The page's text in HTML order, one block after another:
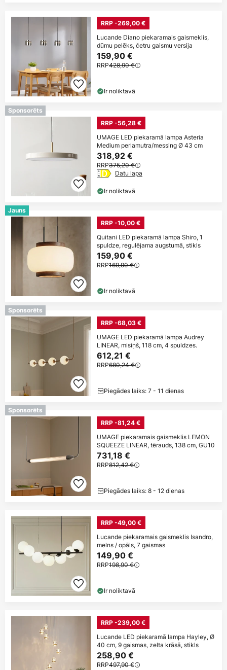
RRP -269,00 €
Lucande Diano piekaramais gaismeklis,
dūmu pelēks, četru gaismu versija
159,90 €
RRP428,90 €
Ir noliktavā
Sponsorēts
RRP -56,28 €
UMAGE LED piekaramā lampa Asteria
Medium perlamutra/messing Ø 43 cm
318,92 €
RRP375,20 €
Datu lapa
Ir noliktavā
Jauns
RRP -10,00 €
Quitani LED piekaramā lampa Shiro, 1
spuldze, regulējama augstumā, stikls
159,90 €
RRP169,90 €
Ir noliktavā
Sponsorēts
RRP -68,03 €
UMAGE LED piekaramā lampa Audrey
LINEAR, misiņš, 118 cm, 4 spuldzes.
612,21 €
RRP680,24 €
Piegādes laiks: 7 - 11 dienas
Sponsorēts
RRP -81,24 €
UMAGE piekaramais gaismeklis LEMON
SQUEEZE LINEAR, tērauds, 138 cm, GU10
731,18 €
RRP812,42 €
Piegādes laiks: 8 - 12 dienas
RRP -49,00 €
Lucande piekaramais gaismeklis Isandro,
melns / opāls, 7 gaismas
149,90 €
RRP198,90 €
Ir noliktavā
RRP -239,00 €
Lucande LED piekaramā lampa Hayley, Ø
40 cm, 9 gaismas, zelta krāsā, stikls
258,90 €
RRP497,90 €